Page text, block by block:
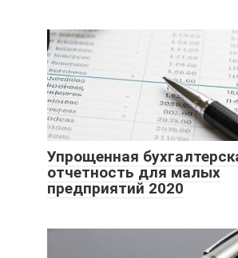
Упрощенная
отчетность для малых
предприятий 2020